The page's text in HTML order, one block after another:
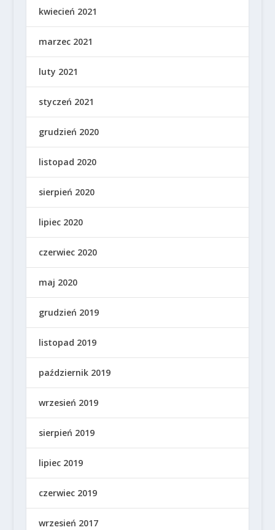
kwiecień 2021
marzec 2021
luty 2021
styczeń 2021
grudzień 2020
listopad 2020
sierpień 2020
lipiec 2020
czerwiec 2020
maj 2020
grudzień 2019
listopad 2019
październik 2019
wrzesień 2019
sierpień 2019
lipiec 2019
czerwiec 2019
wrzesień 2017